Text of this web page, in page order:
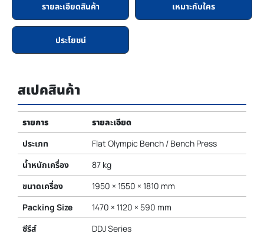
รายละเอียดสินค้า เหมาะกับใคร
ประโยชน์
สเปคสินค้า
รายการ
รายละเอียด
ประเภท
Flat Olympic Bench / Bench Press
น้ำหนักเครื่อง
87 kg
ขนาดเครื่อง
1950 × 1550 × 1810 mm
Packing Size
1470 × 1120 × 590 mm
ซีรีส์
DDJ Series